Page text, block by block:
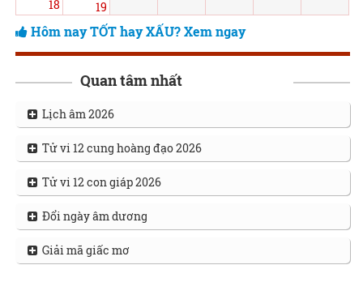
18 19
Hôm nay TỐT hay XẤU? Xem ngay
Quan tâm nhất
Lịch âm 2026
Tử vi 12 cung hoàng đạo 2026
Tử vi 12 con giáp 2026
Đổi ngày âm dương
Giải mã giấc mơ